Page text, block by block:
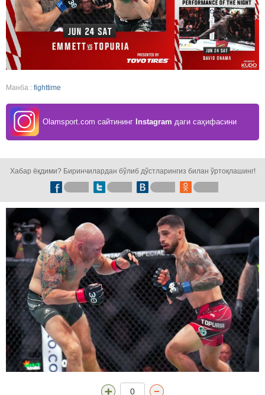
Манба : fighttime
Olamsport.com сайтининг Instagram даги саҳифасини
Хабар ёқдими? Биринчилардан бўлиб дўстларингиз билан ўртоқлашинг!
0